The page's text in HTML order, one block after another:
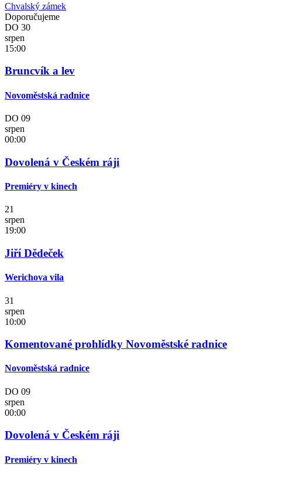
Chvalský zámek
Doporučujeme
DO 30
srpen
15:00
Bruncvík a lev
Novoměstská radnice
DO 09
srpen
00:00
Dovolená v Českém ráji
Premiéry v kinech
21
srpen
19:00
Jiří Dědeček
Werichova vila
31
srpen
10:00
Komentované prohlídky Novoměstské radnice
Novoměstská radnice
DO 09
srpen
00:00
Dovolená v Českém ráji
Premiéry v kinech